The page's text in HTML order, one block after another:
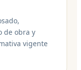
de obra y
vigente